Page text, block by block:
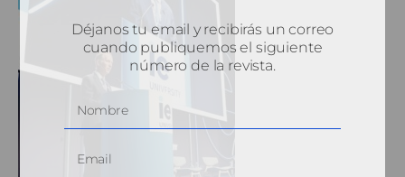
Déjanos tu email y recibirás un correo
cuando publiquemos el siguiente
número de la revista.